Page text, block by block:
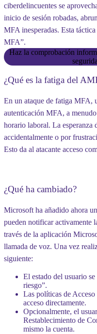
ciberdelincuentes se
inicio de sesión robadas,
MFA inesperadas. Esta
MFA”.
Haz la comprobación
¿Qué es la fatiga del
En un ataque de fatiga MFA,
autenticación MFA, a
horario laboral. La esperanza
accidentalmente o por
Esto da al atacante acceso
¿Qué ha cambiado?
Microsoft ha añadido ahora
pueden notificar activamente
través de la aplicación
llamada de voz. Una vez
siguiente:
El estado del usuario
riesgo”.
Las políticas de
acceso directamente.
Opcionalmente, el
Restablecimiento de
mismo la cuenta.